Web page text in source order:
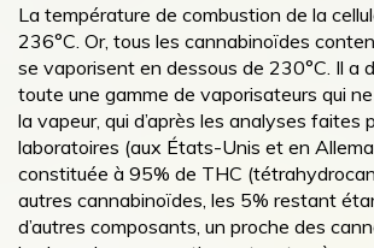
La température de combustion de la
236°C. Or, tous les cannabinoïdes
se vaporisent en dessous de 230°C. Il a
toute une gamme de vaporisateurs qui
la vapeur, qui d’après les analyses faites
laboratoires (aux États-Unis et en
constituée à 95% de THC
autres cannabinoïdes, les 5% restant
d’autres composants, un proche des